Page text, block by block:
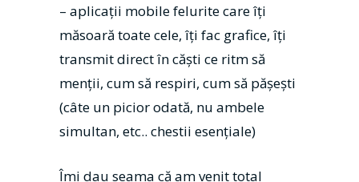
– aplicații mobile felurite care îți
măsoară toate cele, îți fac grafice, îți
transmit direct în căști ce ritm să
menții, cum să respiri, cum să pășești
(câte un picior odată, nu ambele
simultan, etc.. chestii esențiale)
Îmi dau seama că am venit total